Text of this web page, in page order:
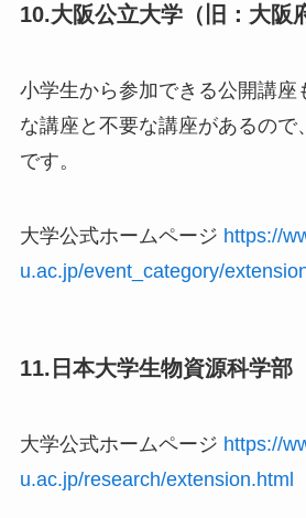
10.大阪公立大学（旧：大阪
小学生から参加できる公開講座
な講座と不要な講座があるので
です。
大学公式ホームページ https://
u.ac.jp/event_category/
11.日本大学生物資源科学部
大学公式ホームページ https://
u.ac.jp/research/extension.html